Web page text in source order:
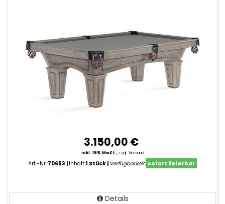
3.150,00 €
inkl. 19% MwSt., zzgl. Versand
Art.-Nr.:70653 Inhalt:1 Stück Verfügbarkeit: sofort lieferbar
Details